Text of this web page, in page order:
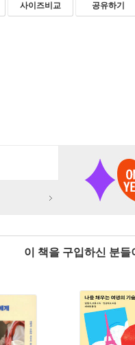
사이즈비교 공유하기
이 책을 구입하신 분